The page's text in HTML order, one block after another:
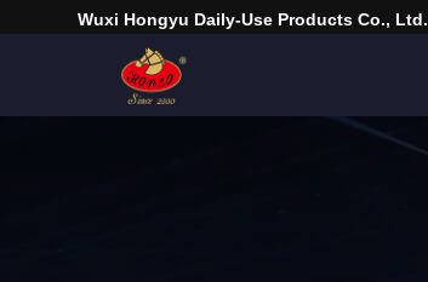
Wuxi Hongyu Daily-Use Products Co., Ltd.